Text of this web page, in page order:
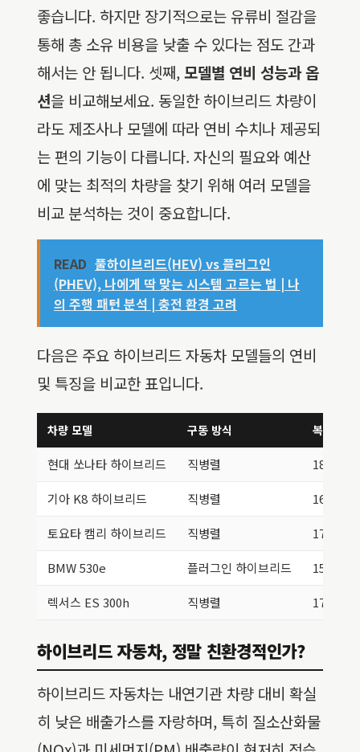
좋습니다. 하지만 장기적으로는 유류비 절감을
통해 총 소유 비용을 낮출 수 있다는 점도 간과
해서는 안 됩니다. 셋째, 모델별 연비 성능과 옵
션을 비교해보세요. 동일한 하이브리드 차량이
라도 제조사나 모델에 따라 연비 수치나 제공되
는 편의 기능이 다릅니다. 자신의 필요와 예산
에 맞는 최적의 차량을 찾기 위해 여러 모델을
비교 분석하는 것이 중요합니다.
READ 풀하이브리드(HEV) vs 플러그인
(PHEV), 나에게 딱 맞는 시스템 고르는 법 | 나
의 주행 패턴 분석 | 충전 환경 고려
다음은 주요 하이브리드 자동차 모델들의 연비
및 특징을 비교한 표입니다.
차량 모델 구동 방식 복합 연
현대 쏘나타 하이브리드 직병렬 18.0
기아 K8 하이브리드 직병렬 16.2
토요타 캠리 하이브리드 직병렬 17.5
BMW 530e 플러그인 하이브리드 15.0 (전
렉서스 ES 300h 직병렬 17.2
하이브리드 자동차, 정말 친환경적인가?
하이브리드 자동차는 내연기관 차량 대비 확실
히 낮은 배출가스를 자랑하며, 특히 질소산화물